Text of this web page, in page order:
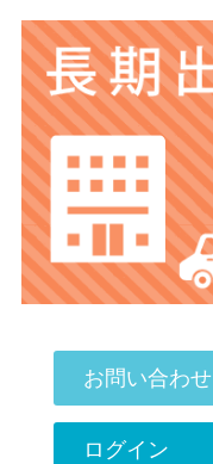
お問い合わせ
ログイン